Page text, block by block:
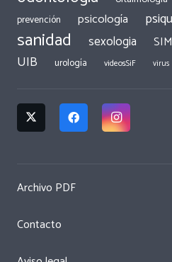
prevención psicología
sanidad sexologia
UIB urología videosSiF virus
Archivo PDF
Contacto